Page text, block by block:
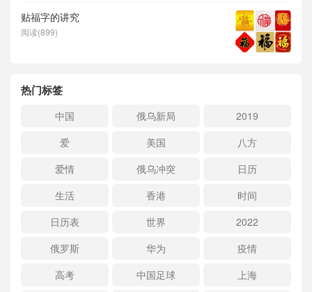
贴福字的讲究
阅读(899)
热门标签
中国 俄乌新局
2019
爱
美国
八方
爱情
俄乌冲突
日历
生活
香港
时间
日历表
世界
2022
俄罗斯
华为
疫情
高考
中国足球
上海